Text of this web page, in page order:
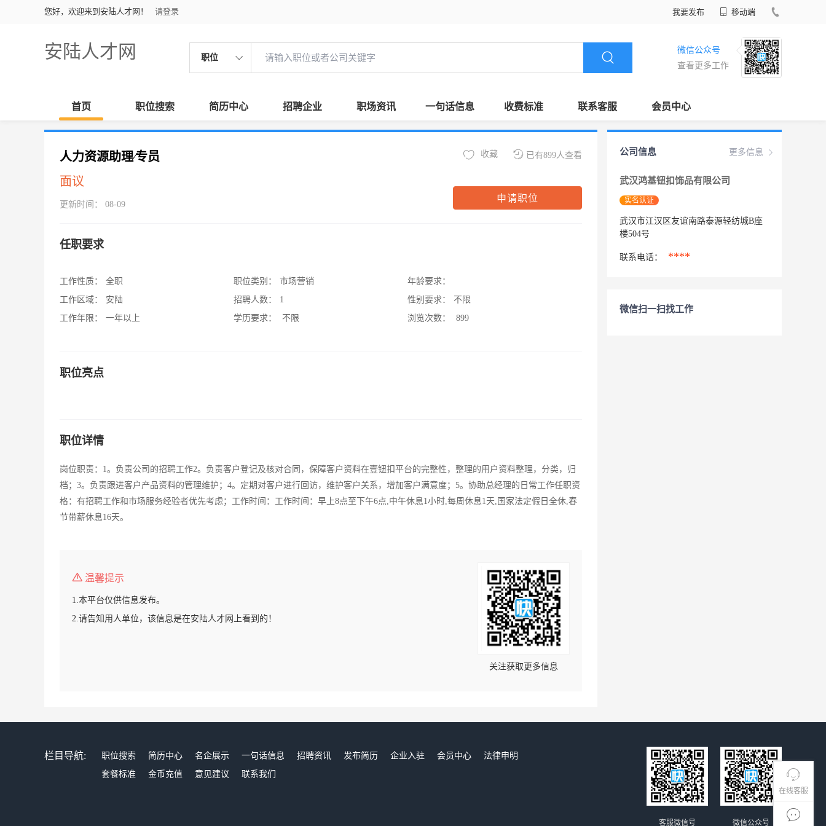
您好，欢迎来到安陆人才网！ 请登录 我要发布 移动端
安陆人才网 职位
微信公众号
查看更多工作
首页 职位搜索 简历中心 招聘企业 职场资讯 一句话信息 收费标准 联系客服 会员中心
在线客服
人力资源助理∕专员
面议
更新时间： 08-09
已有899人查看
收藏
申请职位
任职要求
工作性质：
全职
工作区域：
安陆
工作年限：
一年以上
职位类别：
市场营销
招聘人数：
1
学历要求：
不限
年龄要求：
性别要求：
不限
浏览次数：
899
职位亮点
职位详情
岗位职责：1。负责公司的招聘工作2。负责客户登记及核对合同，保障客户资料在壹钮扣平台的完整性，整理的用户资料整理，分类，归
档；3。负责跟进客户产品资料的管理维护；4。定期对客户进行回访，维护客户关系，增加客户满意度；5。协助总经理的日常工作任职资
格：有招聘工作和市场服务经验者优先考虑；工作时间：工作时间：早上8点至下午6点,中午休息1小时,每周休息1天,国家法定假日全休,春
节带薪休息16天。
温馨提示
1.本平台仅供信息发布。
2.请告知用人单位，该信息是在安陆人才网上看到的！
关注获取更多信息
更多信息
公司信息
武汉鸿基钮扣饰品有限公司
实名认证
武汉市江汉区友谊南路泰源轻纺城B座
楼504号
联系电话： ****
微信扫一扫找工作
栏目导航: 职位搜索 简历中心 名企展示 一句话信息 招聘资讯 发布简历 企业入驻 会员中心
法律申明
套餐标准
金币充值 意见建议 联系我们
微信公众号
客服微信号